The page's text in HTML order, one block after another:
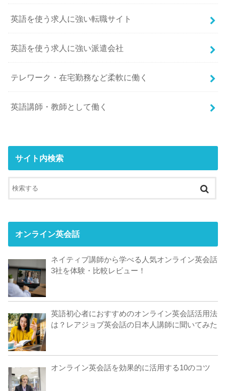
英語を使う求人に強い転職サイト
英語を使う求人に強い派遣会社
テレワーク・在宅勤務など柔軟に働く
英語講師・教師として働く
サイト内検索
オンライン英会話
ネイティブ講師から学べる人気オンライン英会話
3社を体験・比較レビュー！
英語初心者におすすめのオンライン英会話活用法
は？レアジョブ英会話の日本人講師に聞いてみた
オンライン英会話を効果的に活用する10のコツ